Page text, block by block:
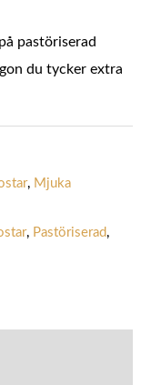
pastöriserad
du tycker extra
, Mjuka
, Pastöriserad,